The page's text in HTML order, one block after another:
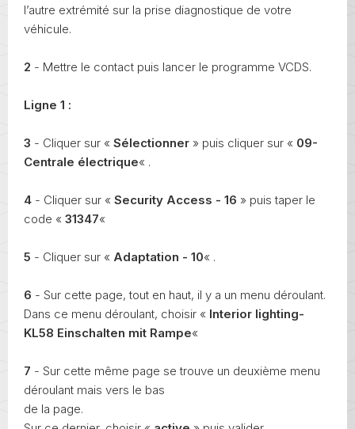
l’autre extrémité sur la prise diagnostique de votre
véhicule.
2 - Mettre le contact puis lancer le programme VCDS.
Ligne 1 :
3 - Cliquer sur « Sélectionner » puis cliquer sur « 09-
Centrale électrique« .
4 - Cliquer sur « Security Access - 16 » puis taper le
code « 31347«
5 - Cliquer sur « Adaptation - 10« .
6 - Sur cette page, tout en haut, il y a un menu déroulant.
Dans ce menu déroulant, choisir « Interior lighting-
KL58 Einschalten mit Rampe«
7 - Sur cette même page se trouve un deuxième menu
déroulant mais vers le bas
de la page.